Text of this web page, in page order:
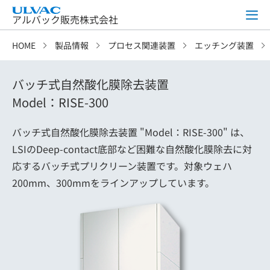
アルバック販売株式会社
HOME 製品情報 プロセス関連装置 エッチング装置
バッチ式自然酸化膜除去装置
Model：RISE-300
バッチ式自然酸化膜除去装置 "Model：RISE-300" は、
LSIのDeep-contact底部など困難な自然酸化膜除去に対
応するバッチ式プリクリーン装置です。対象ウェハ
200mm、300mmをラインアップしています。